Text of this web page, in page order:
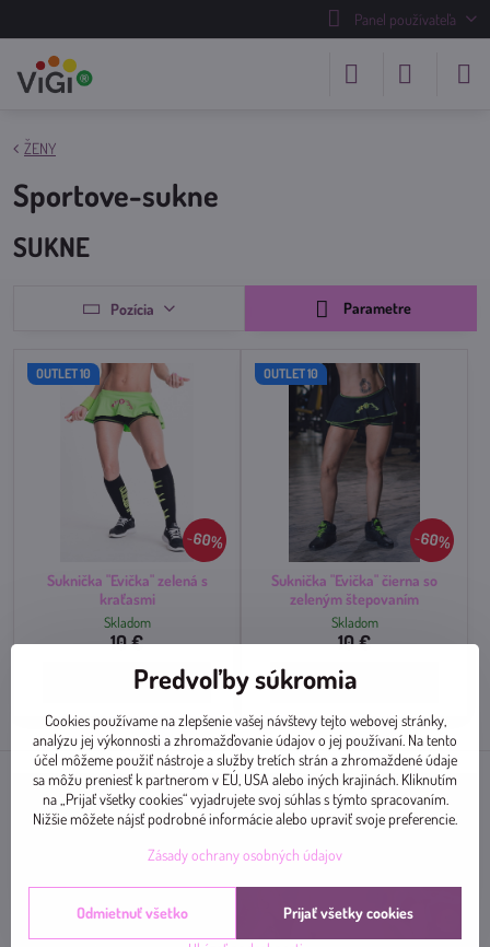
Panel používateľa
ŽENY
Sportove-sukne
SUKNE
Pozícia Parametre
60%
OUTLET 10
Suknička "Evička" zelená s
kraťasmi
Skladom
10 €
Zobraziť
60%
OUTLET 10
Suknička "Evička" čierna so
zeleným štepovaním
Skladom
10 €
Zobraziť
Predvoľby súkromia
Cookies používame na zlepšenie vašej návštevy tejto webovej stránky,
analýzu jej výkonnosti a zhromažďovanie údajov o jej používaní. Na tento
účel môžeme použiť nástroje a služby tretích strán a zhromaždené údaje
sa môžu preniesť k partnerom v EÚ, USA alebo iných krajinách. Kliknutím
na „Prijať všetky cookies“ vyjadrujete svoj súhlas s týmto spracovaním.
Nižšie môžete nájsť podrobné informácie alebo upraviť svoje preferencie.
Zásady ochrany osobných údajov
Prijať všetky cookies
Odmietnuť všetko